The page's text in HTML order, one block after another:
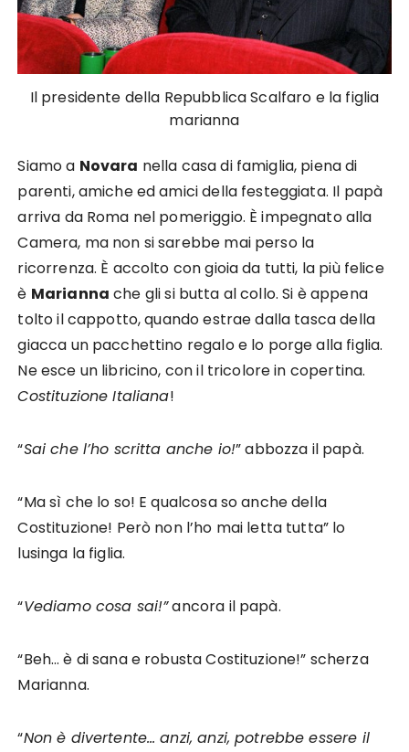
Il presidente della Repubblica Scalfaro e la figlia
marianna
Siamo a Novara nella casa di famiglia, piena di
parenti, amiche ed amici della festeggiata. Il papà
arriva da Roma nel pomeriggio. È impegnato alla
Camera, ma non si sarebbe mai perso la
ricorrenza. È accolto con gioia da tutti, la più felice
è Marianna che gli si butta al collo. Si è appena
tolto il cappotto, quando estrae dalla tasca della
giacca un pacchettino regalo e lo porge alla figlia.
Ne esce un libricino, con il tricolore in copertina.
Costituzione Italiana!
“Sai che l’ho scritta anche io!” abbozza il papà.
“Ma sì che lo so! E qualcosa so anche della
Costituzione! Però non l’ho mai letta tutta” lo
lusinga la figlia.
“Vediamo cosa sai!”ancora il papà.
“Beh… è di sana e robusta Costituzione!” scherza
Marianna.
“Non è divertente… anzi, anzi, potrebbe essere il